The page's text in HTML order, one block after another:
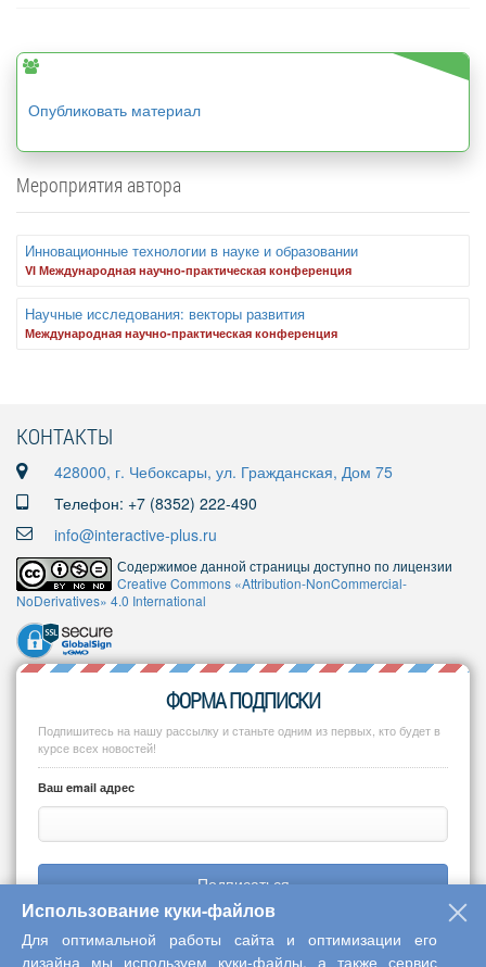
Опубликовать материал
Мероприятия автора
Инновационные технологии в науке и образовании
VI Международная научно-практическая конференция
Научные исследования: векторы развития
Международная научно-практическая конференция
КОНТАКТЫ
428000, г. Чебоксары, ул. Гражданская, Дом 75
Телефон: +7 (8352) 222-490
info@interactive-plus.ru
Содержимое данной страницы доступно по лицензии
Creative Commons «Attribution-NonCommercial-
NoDerivatives» 4.0 International
ФОРМА ПОДПИСКИ
Подпишитесь на нашу рассылку и станьте одним из первых, кто будет в
курсе всех новостей!
Ваш email адрес
Подписаться
Использование куки-файлов
Для оптимальной работы сайта и оптимизации его
дизайна мы используем куки-файлы, а также сервис